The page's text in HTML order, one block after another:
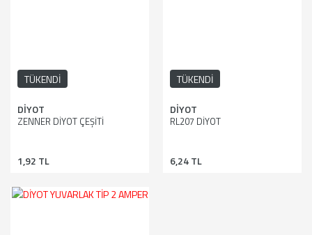
TÜKENDİ
DİYOT
ZENNER DİYOT ÇEŞİTİ
1,92 TL
TÜKENDİ
DİYOT
RL207 DİYOT
6,24 TL